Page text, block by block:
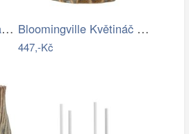
2ks plechové zinkové antik obaly na… Bloomingville Květináč Feren Ø 12 cm
447,-Kč